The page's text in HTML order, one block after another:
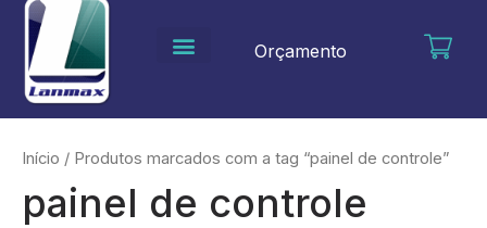
para
conteúdo
Orçamento
Início / Produtos marcados com a tag “painel de controle”
painel de controle